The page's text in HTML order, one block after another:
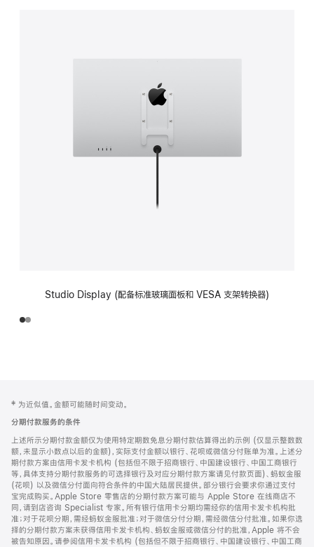
Studio Display (配备标准玻璃面板和 VESA 支架转换器)
页
页
脚
注
‡ 为近似值。金额可能随时间变动。
分期付款服务的条件
上述所示分期付款金额仅为使用特定期数免息分期付款估算得出的示例 (仅显示整数数
额，未显示小数点以后的金额)，实际支付金额以银行、花呗或微信分付账单为准。上述分
期付款方案由信用卡发卡机构 (包括但不限于招商银行、中国建设银行、中国工商银行
等，具体支持分期付款服务的可选择银行及对应分期付款方案请见付款页面)、蚂蚁金服
(花呗) 以及微信分付面向符合条件的中国大陆居民提供。部分银行会要求你通过支付
宝完成购买。Apple Store 零售店的分期付款方案可能与 Apple Store 在线商店不
同，请到店咨询 Specialist 专家。所有银行信用卡分期均需经你的信用卡发卡机构批
准；对于花呗分期，需经蚂蚁金服批准；对于微信分付分期，需经微信分付批准。如果你选
择的分期付款方案未获得信用卡发卡机构、蚂蚁金服或微信分付的批准，Apple 将不会
被告知原因。请参阅信用卡发卡机构 (包括但不限于招商银行、中国建设银行、中国工商